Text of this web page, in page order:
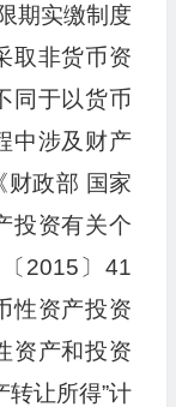
期实缴制度
取非货币资
同于以货币
中涉及财产
财政部 国家
投资有关个
2015〕41
性资产投资
资产和投资
转让所得”计